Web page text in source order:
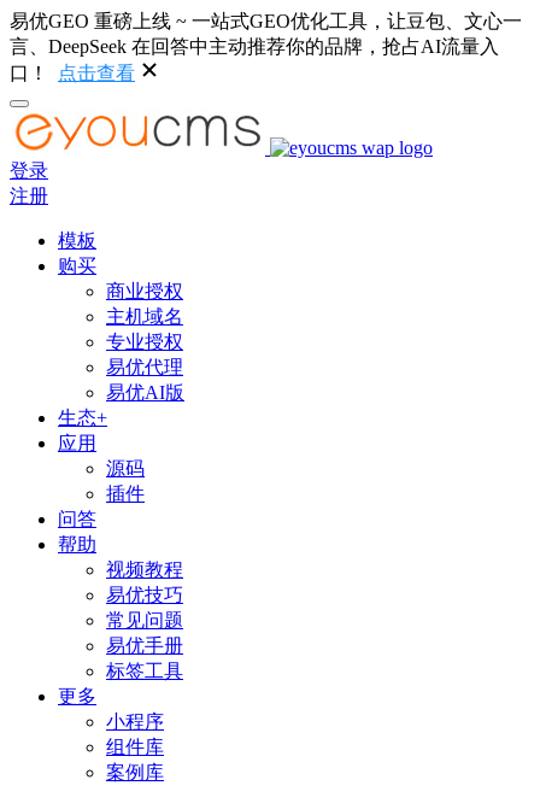
易优GEO 重磅上线 ~ 一站式GEO优化工具，让豆包、文心一
言、DeepSeek 在回答中主动推荐你的品牌，抢占AI流量入
口！
点击查看
登录
注册
模板
购买
商业授权
主机域名
专业授权
易优代理
易优AI版
生态+
应用
源码
插件
问答
帮助
视频教程
易优技巧
常见问题
易优手册
标签工具
更多
小程序
组件库
案例库